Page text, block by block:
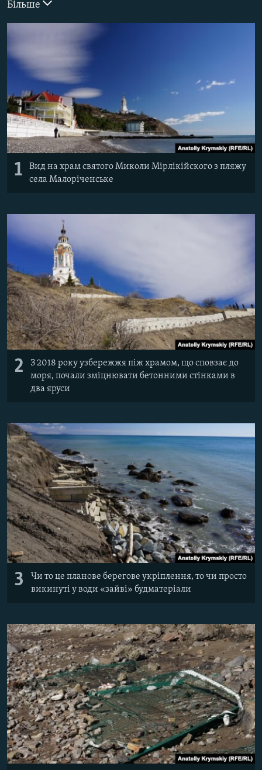
Русский
Усі сайти RFE/RL
Більше
1
Вид на храм святого Миколи Мірлікійского з пляжу
села Малоріченське
2
З 2018 року узбережжя піж храмом, що сповзає до
моря, почали зміцнювати бетонними стінками в
два яруси
3
Чи то це планове берегове укріплення, то чи просто
викинуті у води «зайві» будматеріали